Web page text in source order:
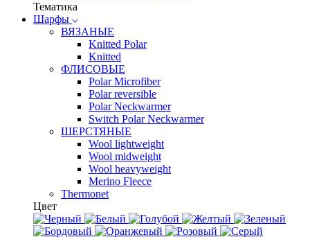
Тематика
Шарфы
ВЯЗАНЫЕ
Knitted Polar
Knitted
ФЛИСОВЫЕ
Polar Microfiber
Polar reversible
Polar Neckwarmer
Switch Polar Neckwarmer
ШЕРСТЯНЫЕ
Wool lightweight
Wool midweight
Wool heavyweight
Merino Fleece
Thermonet
Цвет